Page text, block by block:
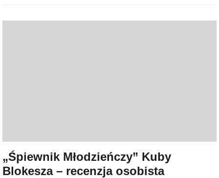
„Śpiewnik Młodzieńczy” Kuby
Blokesza – recenzja osobista